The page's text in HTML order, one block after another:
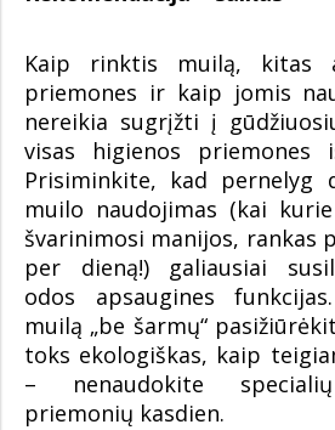
Kaip rinktis muilą, kitas
priemones ir kaip jomis
nereikia sugrįžti į
visas higienos priemones
Prisiminkite, kad pernelyg
muilo naudojimas (kai
švarinimosi manijos, rankas
per dieną!) galiausiai
odos apsaugines
muilą „be šarmų“
toks ekologiškas, kaip
– nenaudokite
priemonių kasdien.